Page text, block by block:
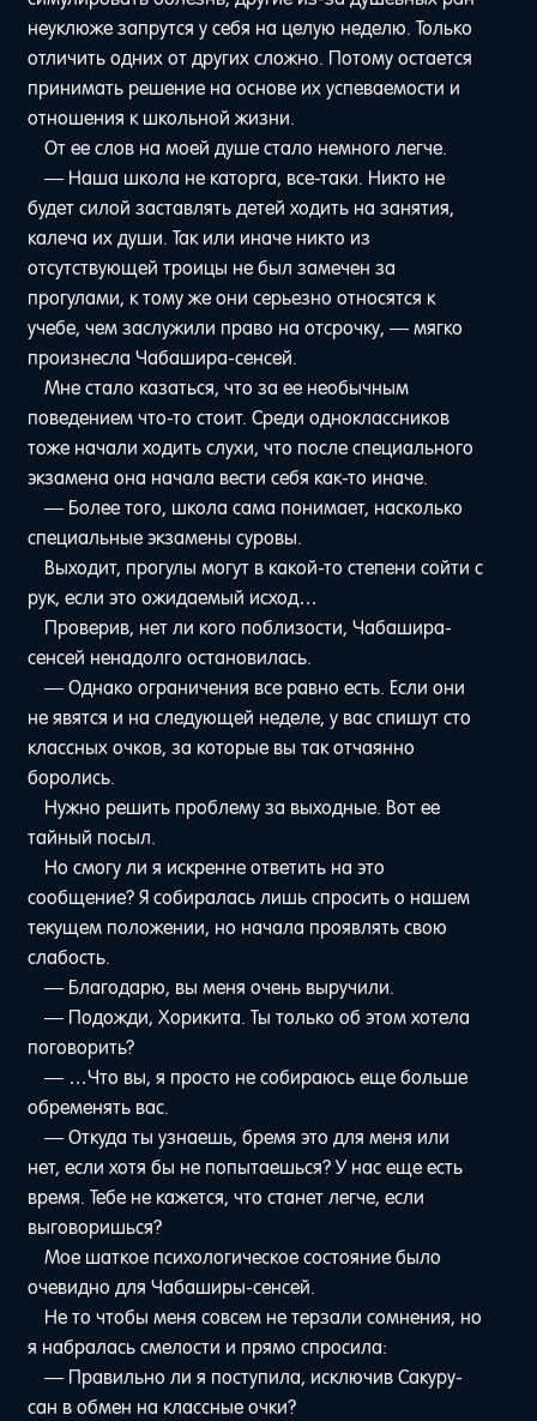
неуклюже запрутся у себя на целую неделю. Только
отличить одних от других сложно. Потому остается
принимать решение на основе их успеваемости и
отношения к школьной жизни.
От ее слов на моей душе стало немного легче.
— Наша школа не каторга, все-таки. Никто не
будет силой заставлять детей ходить на занятия,
калеча их души. Так или иначе никто из
отсутствующей троицы не был замечен за
прогулами, к тому же они серьезно относятся к
учебе, чем заслужили право на отсрочку, — мягко
произнесла Чабашира-сенсей.
Мне стало казаться, что за ее необычным
поведением что-то стоит. Среди одноклассников
тоже начали ходить слухи, что после специального
экзамена она начала вести себя как-то иначе.
— Более того, школа сама понимает, насколько
специальные экзамены суровы.
Выходит, прогулы могут в какой-то степени сойти с
рук, если это ожидаемый исход…
Проверив, нет ли кого поблизости, Чабашира-
сенсей ненадолго остановилась.
— Однако ограничения все равно есть. Если они
не явятся и на следующей неделе, у вас спишут сто
классных очков, за которые вы так отчаянно
боролись.
Нужно решить проблему за выходные. Вот ее
тайный посыл.
Но смогу ли я искренне ответить на это
сообщение? Я собиралась лишь спросить о нашем
текущем положении, но начала проявлять свою
слабость.
— Благодарю, вы меня очень выручили.
— Подожди, Хорикита. Ты только об этом хотела
поговорить?
— …Что вы, я просто не собираюсь еще больше
обременять вас.
— Откуда ты узнаешь, бремя это для меня или
нет, если хотя бы не попытаешься? У нас еще есть
время. Тебе не кажется, что станет легче, если
выговоришься?
Мое шаткое психологическое состояние было
очевидно для Чабаширы-сенсей.
Не то чтобы меня совсем не терзали сомнения, но
я набралась смелости и прямо спросила:
— Правильно ли я поступила, исключив Сакуру-
сан в обмен на классные очки?